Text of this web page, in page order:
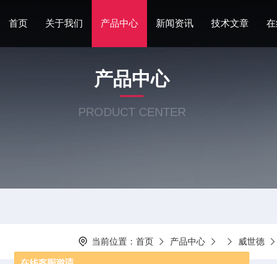
首页 关于我们 产品中心 新闻资讯 技术文章
产品中心
PRODUCT CENTER
当前位置： 首页 产品中心 威世德